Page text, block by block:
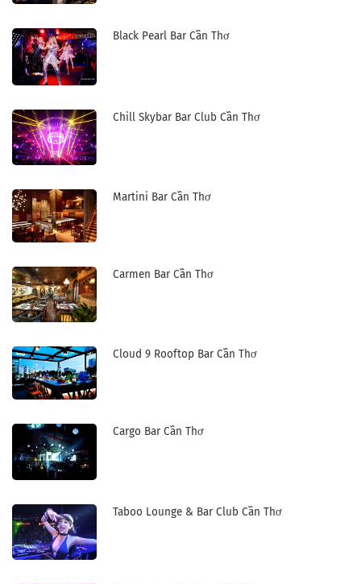
Black Pearl Bar Cần Thơ
Chill Skybar Bar Club Cần Thơ
Martini Bar Cần Thơ
Carmen Bar Cần Thơ
Cloud 9 Rooftop Bar Cần Thơ
Cargo Bar Cần Thơ
Taboo Lounge & Bar Club Cần Thơ